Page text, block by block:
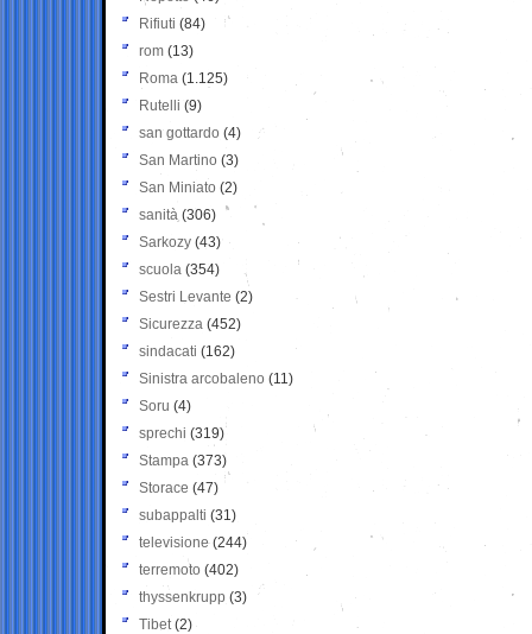
Rifiuti (84)
rom (13)
Roma (1.125)
Rutelli (9)
san gottardo (4)
San Martino (3)
San Miniato (2)
sanità (306)
Sarkozy (43)
scuola (354)
Sestri Levante (2)
Sicurezza (452)
sindacati (162)
Sinistra arcobaleno (11)
Soru (4)
sprechi (319)
Stampa (373)
Storace (47)
subappalti (31)
televisione(244)
terremoto (402)
thyssenkrupp (3)
Tibet(2)